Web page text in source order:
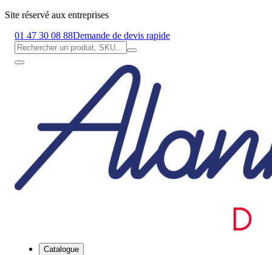
Site réservé aux entreprises
01 47 30 08 88Demande de devis rapide
Catalogue